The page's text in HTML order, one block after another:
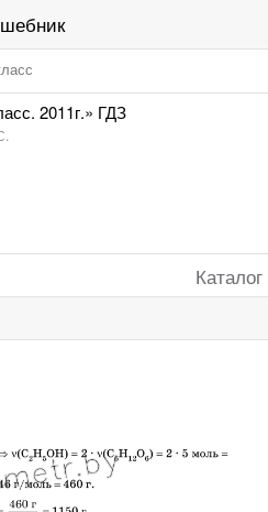
2011г.» ГДЗ
Каталог